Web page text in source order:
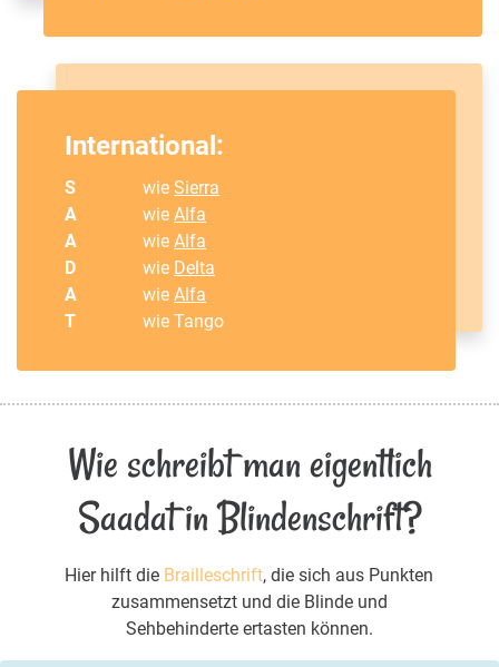
International:
S wieSierra
A
wieAlfa
A
wieAlfa
D
wie Delta
A
wieAlfa
T
wie Tango
Wie schreibt man eigentlich
Saadat in Blindenschrift?
Hier hilft die Brailleschrift, die sich aus Punkten
zusammensetzt und die Blinde und
Sehbehinderte ertasten können.